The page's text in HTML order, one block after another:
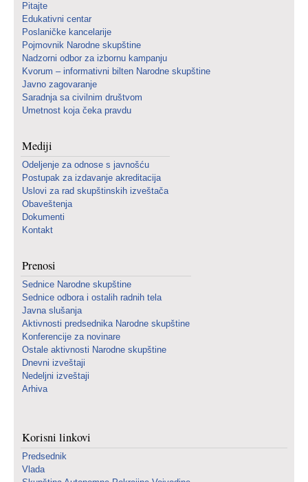
Pitajte
Edukativni centar
Poslaničke kancelarije
Pojmovnik Narodne skupštine
Nadzorni odbor za izbornu kampanju
Kvorum – informativni bilten Narodne skupštine
Javno zagovaranje
Saradnja sa civilnim društvom
Umetnost koja čeka pravdu
Mediji
Odeljenje za odnose s javnošću
Postupak za izdavanje akreditacija
Uslovi za rad skupštinskih izveštača
Obaveštenja
Dokumenti
Kontakt
Prenosi
Sednice Narodne skupštine
Sednice odbora i ostalih radnih tela
Javna slušanja
Aktivnosti predsednika Narodne skupštine
Konferencije za novinare
Ostale aktivnosti Narodne skupštine
Dnevni izveštaji
Nedeljni izveštaji
Arhiva
Korisni linkovi
Predsednik
Vlada